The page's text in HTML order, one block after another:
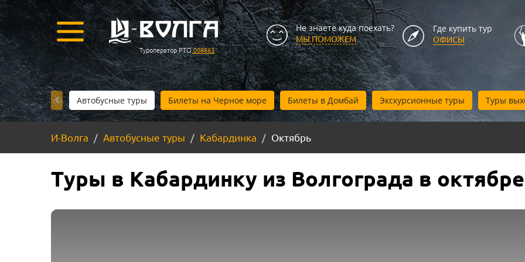
Туроператор РТО008863
Не знаете куда поехать?
МЫ ПОМОЖЕМ
Где купить тур
ОФИСЫ
Автобусные туры Билеты на Черное море Билеты в Домбай Экскурсионные туры Туры
И-Волга Автобусные туры Кабардинка Октябрь
Туры в Кабардинку из Волгограда в октябре